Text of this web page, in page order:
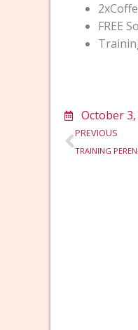
FREE
October
Prev
PREVIOUS
TRAINING